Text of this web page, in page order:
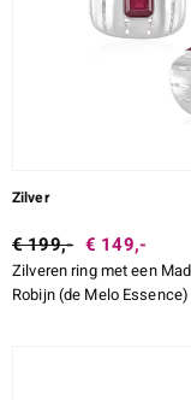
Zilver
€ 199,- € 149,-
Zilveren ring met een
Robijn (de Melo Essence)